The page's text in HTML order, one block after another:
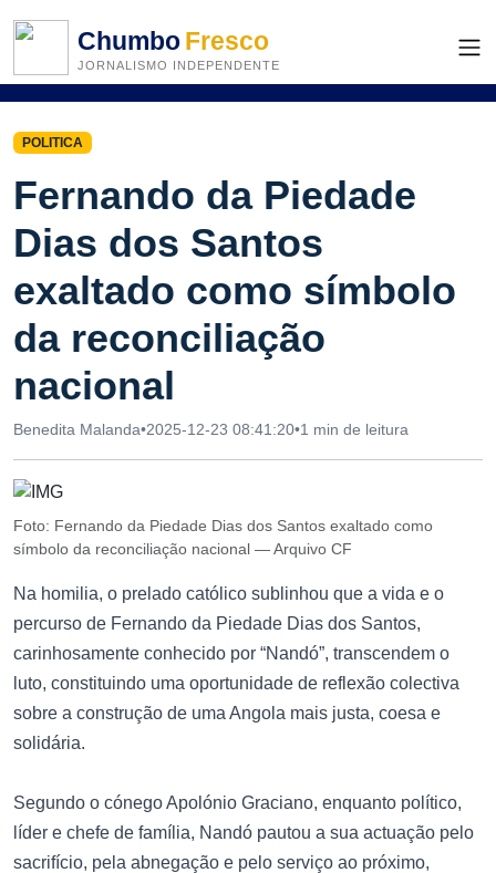
ChumboFresco
JORNALISMO INDEPENDENTE
POLITICA
Fernando da Piedade
Dias dos Santos
exaltado como símbolo
da reconciliação
nacional
Benedita Malanda•2025-12-23 08:41:20•1 min de leitura
Foto: Fernando da Piedade Dias dos Santos exaltado como
símbolo da reconciliação nacional — Arquivo CF
Na homilia, o prelado católico sublinhou que a vida e o
percurso de Fernando da Piedade Dias dos Santos,
carinhosamente conhecido por “Nandó”, transcendem o
luto, constituindo uma oportunidade de reflexão colectiva
sobre a construção de uma Angola mais justa, coesa e
solidária.
Segundo o cónego Apolónio Graciano, enquanto político,
líder e chefe de família, Nandó pautou a sua actuação pelo
sacrifício, pela abnegação e pelo serviço ao próximo,